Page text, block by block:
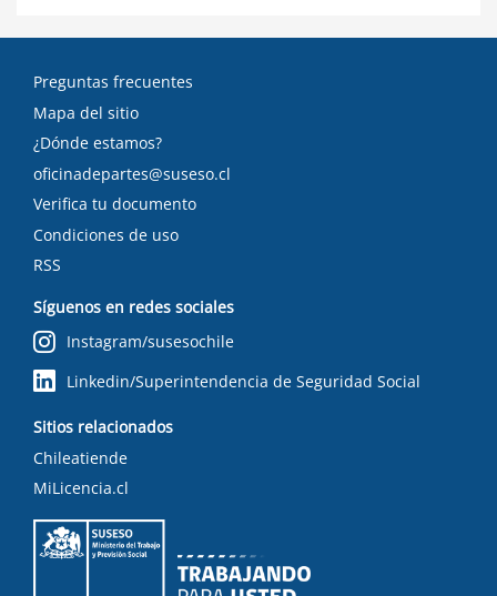
Preguntas frecuentes
Mapa del sitio
¿Dónde estamos?
oficinadepartes@suseso.cl
Verifica tu documento
Condiciones de uso
RSS
Síguenos en redes sociales
Instagram/susesochile
Linkedin/Superintendencia de Seguridad Social
Sitios relacionados
Chileatiende
MiLicencia.cl